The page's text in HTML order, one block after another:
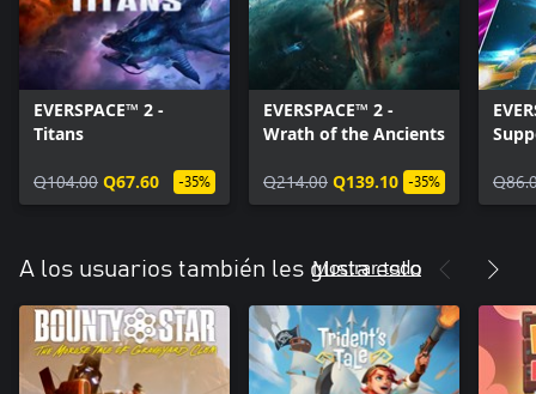
EVERSPACE™ 2 -
Titans
Q104.00 Q67.60 -35%
EVERSPACE™ 2 -
Wrath of the Ancients
Q214.00 Q139.10 -35%
A los usuarios también les gusta esto
Mostrar todo